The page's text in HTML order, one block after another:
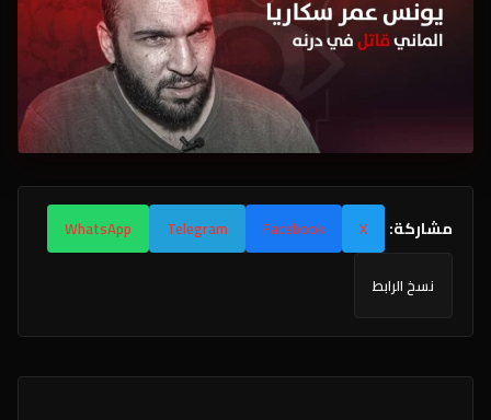
مشاركة: X
Facebook
Telegram
WhatsApp
نسخ الرابط